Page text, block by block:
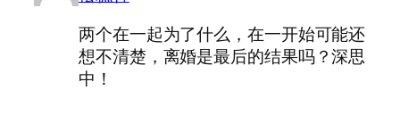
两个在一起为了什么，在一开始可能还
想不清楚，离婚是最后的结果吗？深思
中！